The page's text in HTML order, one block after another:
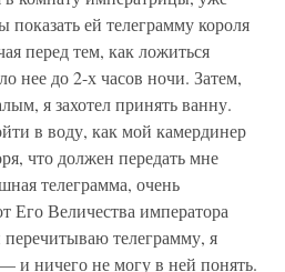
ей телеграмму короля
перед тем, как ложиться
нее до 2-х часов ночи. Затем,
я захотел принять ванну.
в воду, как мой камердинер
что должен передать мне
телеграмма, очень
Его Величества императора
телеграмму, я
и ничего не могу в ней понять.